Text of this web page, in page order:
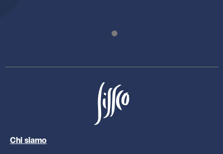
Chi siamo